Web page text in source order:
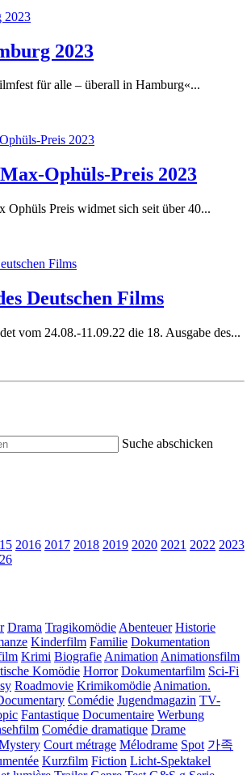
2023
für alle – überall in Hamburg«...
Ophüls-Preis 2023
Ophüls Preis widmet sich seit über 40...
Deutschen Films
vom 24.08.-11.09.22 die 18. Ausgabe des...
Suche abschicken
2016 2017 2018 2019 2020 2021 2022 2023
Drama Tragikomödie Abenteuer Historie
Kinderfilm Familie Dokumentation
Krimi Biografie Animation Animationsfilm
Komödie Horror Dokumentarfilm Sci-Fi
Roadmovie Krimikomödie Animation.
Comédie Jugendmagazin TV-
Fantastique Documentaire Werbung
Comédie dramatique Drame
Court métrage Mélodrame Spot 가족
Kurzfilm Fiction Licht-Spektakel